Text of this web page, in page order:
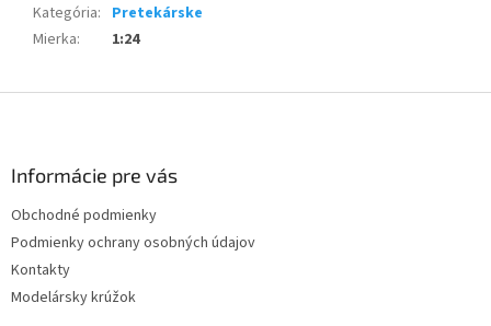
Kategória: Pretekárske
Mierka: 1:24
Informácie pre vás
Obchodné podmienky
Podmienky ochrany osobných údajov
Kontakty
Modelársky krúžok